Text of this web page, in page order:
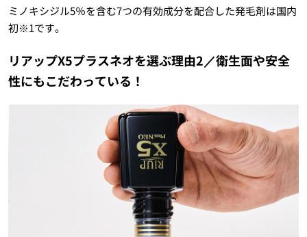
ミノキシジル5％を含む7つの有効成分を配合した発毛剤は国内
初※1です。
リアップX5プラスネオを選ぶ理由2／衛生面や安全
性にもこだわっている！